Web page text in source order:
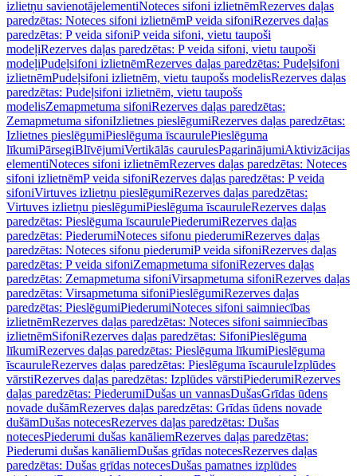
izlietņu savienotājelementiNoteces sifoni izlietnēmRezerves daļas
paredzētas: Noteces sifoni izlietnēmP veida sifoniRezerves daļas
paredzētas: P veida sifoniP veida sifoni, vietu taupoši
modeļiRezerves daļas paredzētas: P veida sifoni, vietu taupoši
modeļiPudeļsifoni izlietnēmRezerves daļas paredzētas: Pudeļsifoni
izlietnēmPudeļsifoni izlietnēm, vietu taupošs modelisRezerves daļas
paredzētas: Pudeļsifoni izlietnēm, vietu taupošs
modelisZemapmetuma sifoniRezerves daļas paredzētas:
Zemapmetuma sifoniIzlietnes pieslēgumiRezerves daļas paredzētas:
Izlietnes pieslēgumiPieslēguma īscaurulePieslēguma
līkumiPārsegiBlīvējumiVertikālās caurulesPagarinājumiAktivizācijas
elementiNoteces sifoni izlietnēmRezerves daļas paredzētas: Noteces
sifoni izlietnēmP veida sifoniRezerves daļas paredzētas: P veida
sifoniVirtuves izlietņu pieslēgumiRezerves daļas paredzētas:
Virtuves izlietņu pieslēgumiPieslēguma īscauruleRezerves daļas
paredzētas: Pieslēguma īscaurulePiederumiRezerves daļas
paredzētas: PiederumiNoteces sifonu piederumiRezerves daļas
paredzētas: Noteces sifonu piederumiP veida sifoniRezerves daļas
paredzētas: P veida sifoniZemapmetuma sifoniRezerves daļas
paredzētas: Zemapmetuma sifoniVirsapmetuma sifoniRezerves daļas
paredzētas: Virsapmetuma sifoniPieslēgumiRezerves daļas
paredzētas: PieslēgumiPiederumiNoteces sifoni saimniecības
izlietnēmRezerves daļas paredzētas: Noteces sifoni saimniecības
izlietnēmSifoniRezerves daļas paredzētas: SifoniPieslēguma
līkumiRezerves daļas paredzētas: Pieslēguma līkumiPieslēguma
īscauruleRezerves daļas paredzētas: Pieslēguma īscauruleIzplūdes
vārstiRezerves daļas paredzētas: Izplūdes vārstiPiederumiRezerves
daļas paredzētas: PiederumiDušas un vannasDušasGrīdas ūdens
novade dušāmRezerves daļas paredzētas: Grīdas ūdens novade
dušāmDušas notecesRezerves daļas paredzētas: Dušas
notecesPiederumi dušas kanāliemRezerves daļas paredzētas:
Piederumi dušas kanāliemDušas grīdas notecesRezerves daļas
paredzētas: Dušas grīdas notecesDušas pamatnes izplūdes